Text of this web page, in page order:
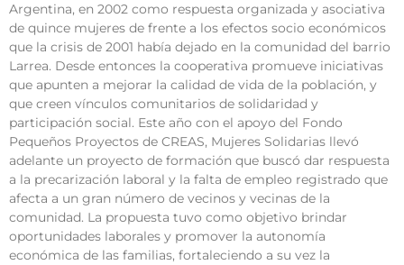
Argentina, en 2002 como respuesta organizada y asociativa
de quince mujeres de frente a los efectos socio económicos
que la crisis de 2001 había dejado en la comunidad del barrio
Larrea. Desde entonces la cooperativa promueve iniciativas
que apunten a mejorar la calidad de vida de la población, y
que creen vínculos comunitarios de solidaridad y
participación social. Este año con el apoyo del Fondo
Pequeños Proyectos de CREAS, Mujeres Solidarias llevó
adelante un proyecto de formación que buscó dar respuesta
a la precarización laboral y la falta de empleo registrado que
afecta a un gran número de vecinos y vecinas de la
comunidad. La propuesta tuvo como objetivo brindar
oportunidades laborales y promover la autonomía
económica de las familias, fortaleciendo a su vez la